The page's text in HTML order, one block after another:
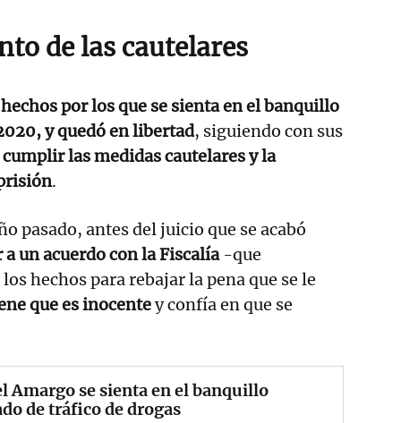
de las cautelares
por los que se sienta en el banquillo
y quedó en libertad, siguiendo con sus
las medidas cautelares y la
.
pasado, antes del juicio que se acabó
un acuerdo con la Fiscalía-que
hechos para rebajar la pena que se le
que es inocentey confía en que se
Amargo se sienta en el banquillo
de tráfico de drogas